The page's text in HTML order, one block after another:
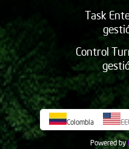
Task
Control
Colombia
Powered by